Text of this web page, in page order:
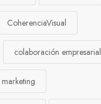
CoherenciaVisual
colaboración empresarial